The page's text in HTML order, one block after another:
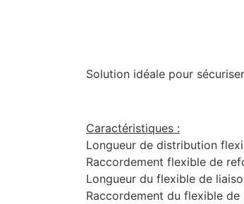
Solution idéale pour
Caractéristiques :
Longueur de distribution
Raccordement flexible de
Longueur du flexible de
Raccordement du flexible de